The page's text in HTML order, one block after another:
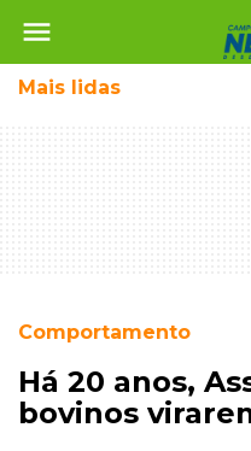
menu
Mais lidas
Comportamento
Há 20 anos,
bovinos